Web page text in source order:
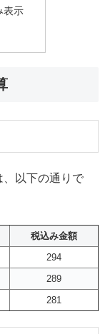
表示
、以下の通りで
税込み金額
294
289
281